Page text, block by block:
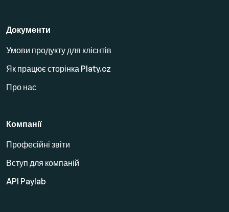
Документи
Умови продукту для клієнтів
Як працює сторінка Platy.cz
Про нас
Компанії
Професійні звіти
Вступ для компаній
API Paylab